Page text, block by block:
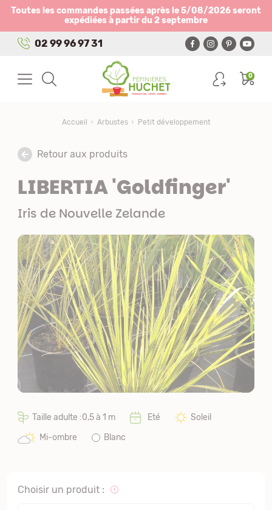
Toutes les commandes passées après le 5/08/2026 seront
expédiées à partir du 2 septembre
02 99 96 97 31
0
Accueil Arbustes Petit développement
Retour aux produits
LIBERTIA 'Goldfinger'
Iris de Nouvelle Zelande
Taille adulte :0,5 à 1 m Eté
Soleil
Mi-ombre
Blanc
Choisir un produit :
Panneau de gestion des cookies